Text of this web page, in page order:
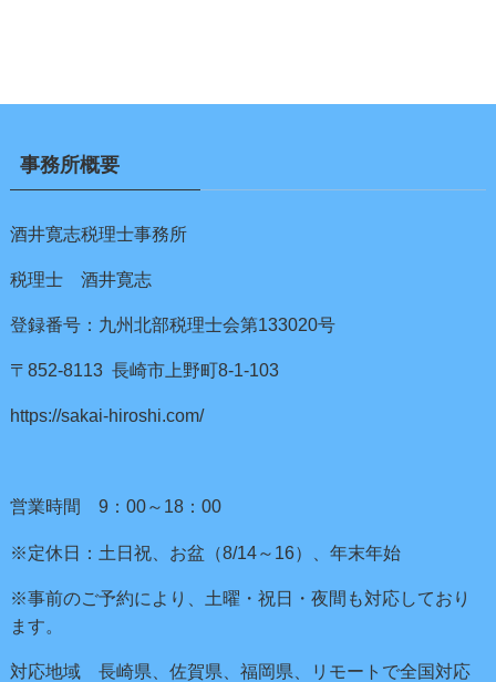
事務所概要
酒井寛志税理士事務所
税理士 酒井寛志
登録番号：九州北部税理士会第133020号
〒852-8113 長崎市上野町8-1-103
https://sakai-hiroshi.com/
営業時間 9：00～18：00
※定休日：土日祝、お盆（8/14～16）、年末年始
※事前のご予約により、土曜・祝日・夜間も対応しており
ます。
対応地域 長崎県、佐賀県、福岡県、リモートで全国対応